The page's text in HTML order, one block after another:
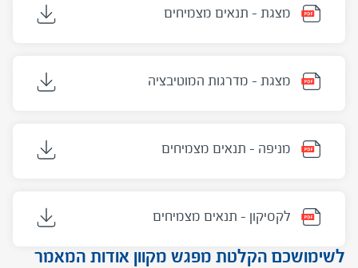
מצגת - תנאים מצמיחים
מצגת - מדרגות המוטיבציה
מניפה - תנאים מצמיחים
לקסיקון - תנאים מצמיחים
לשימושכם הקלטת מפגש מקוון אודות המאמר